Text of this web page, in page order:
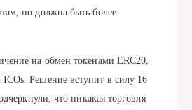
но должна быть более
на обмен токенами ERC20,
Решение вступит в силу 16
что никакая торговля